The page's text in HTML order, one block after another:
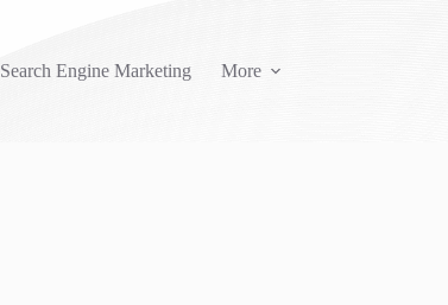
Search Engine Marketing More